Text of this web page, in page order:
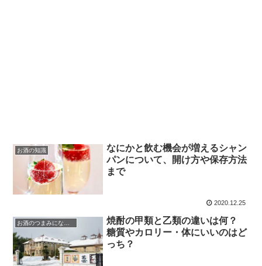
お酒の知識
なにかと飲む機会が増えるシャン
パンについて、開け方や保存方法
まで
2020.12.25
焼酎の甲類と乙類の違いは何？
糖質やカロリー・体にいいのはど
っち？